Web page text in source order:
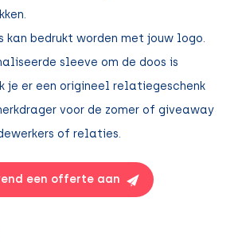
kan bedrukt worden met jouw logo.
sleeve om de doos is
je er een origineel relatiegeschenk
voor de zomer of giveaway
of relaties.
een offerte aan